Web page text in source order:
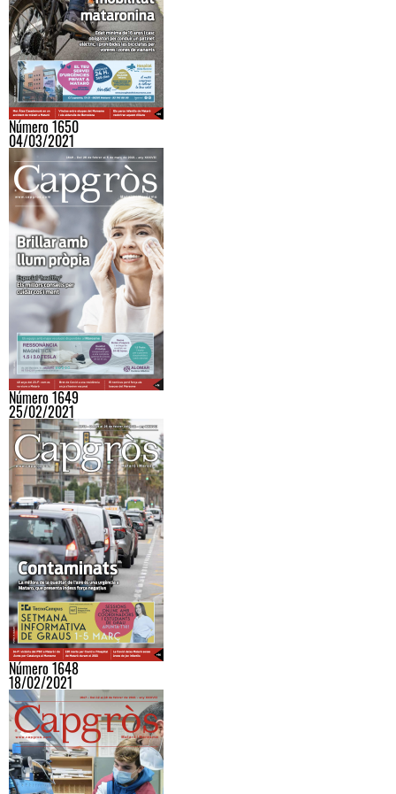
Número 1650
04/03/2021
Número 1649
25/02/2021
Número 1648
18/02/2021